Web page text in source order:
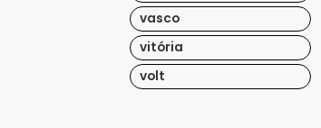
vasco
vitória
volt